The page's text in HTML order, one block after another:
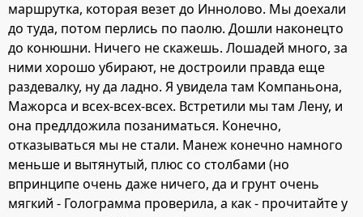
маршрутка, которая везет до Иннолово. Мы доехали
до туда, потом перлись по паолю. Дошли наконецто
до конюшни. Ничего не скажешь. Лошадей много, за
ними хорошо убирают, не достроили правда еще
раздевалку, ну да ладно. Я увидела там Компаньона,
Мажорса и всех-всех-всех. Встретили мы там Лену, и
она предлдожила позаниматься. Конечно,
отказываться мы не стали. Манеж конечно намного
меньше и вытянутый, плюс со столбами (но
впринципе очень даже ничего, да и грунт очень
мягкий - Голограмма проверила, а как - прочитайте у